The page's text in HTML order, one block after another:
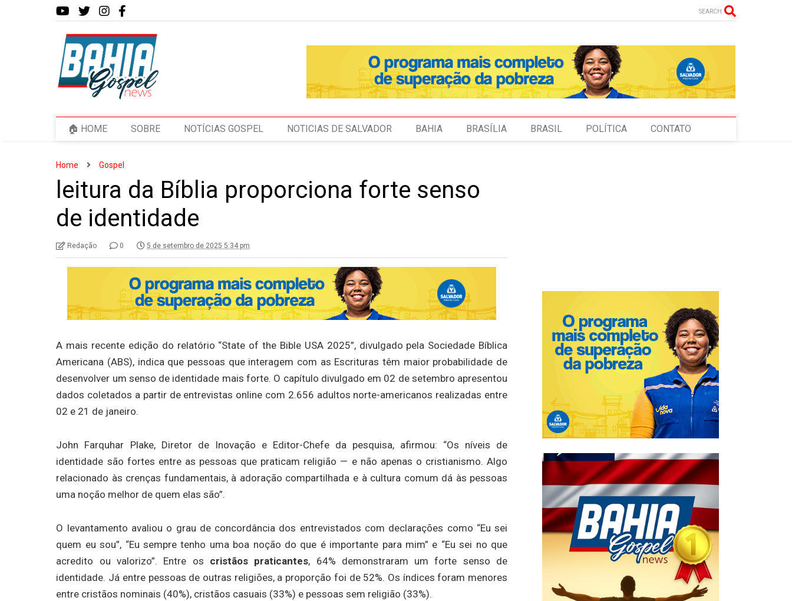
SEARCH
🏠 HOME SOBRE NOTÍCIAS GOSPEL NOTICIAS DE SALVADOR BAHIA BRASÍLIA BRASIL POLÍTICA CONTATO
Home Gospel
leitura da Bíblia proporciona forte senso
de identidade
Redação 0 5 de setembro de 2025 5:34 pm
A mais recente edição do relatório “State of the Bible USA 2025”, divulgado pela Sociedade Bíblica
Americana (ABS), indica que pessoas que interagem com as Escrituras têm maior probabilidade de
desenvolver um senso de identidade mais forte. O capítulo divulgado em 02 de setembro apresentou
dados coletados a partir de entrevistas online com 2.656 adultos norte-americanos realizadas entre
02 e 21 de janeiro.
John Farquhar Plake, Diretor de Inovação e Editor-Chefe da pesquisa, afirmou: “Os níveis de
identidade são fortes entre as pessoas que praticam religião — e não apenas o cristianismo. Algo
relacionado às crenças fundamentais, à adoração compartilhada e à cultura comum dá às pessoas
uma noção melhor de quem elas são”.
O levantamento avaliou o grau de concordância dos entrevistados com declarações como “Eu sei
quem eu sou”, “Eu sempre tenho uma boa noção do que é importante para mim” e “Eu sei no que
acredito ou valorizo”. Entre os cristãos praticantes, 64% demonstraram um forte senso de
identidade. Já entre pessoas de outras religiões, a proporção foi de 52%. Os índices foram menores
entre cristãos nominais (40%), cristãos casuais (33%) e pessoas sem religião (33%).